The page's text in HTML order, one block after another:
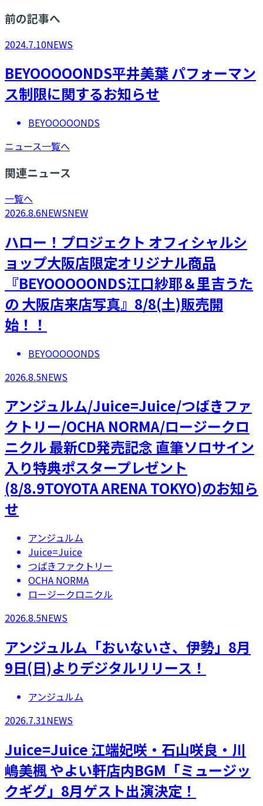
前の記事へ
2024.7.10NEWS
BEYOOOOONDS平井美葉 パフォーマン
ス制限に関するお知らせ
BEYOOOOONDS
ニュース一覧へ
関連ニュース
一覧へ
2026.8.6NEWSNEW
ハロー！プロジェクト オフィシャルシ
ョップ大阪店限定オリジナル商品
『BEYOOOOONDS江口紗耶＆里吉うた
の 大阪店来店写真』8/8(土)販売開
始！！
BEYOOOOONDS
2026.8.5NEWS
アンジュルム/Juice=Juice/つばきファ
クトリー/OCHA NORMA/ロージークロ
ニクル 最新CD発売記念 直筆ソロサイン
入り特典ポスタープレゼント
(8/8.9TOYOTA ARENA TOKYO)のお知ら
せ
アンジュルム
Juice=Juice
つばきファクトリー
OCHA NORMA
ロージークロニクル
2026.8.5NEWS
アンジュルム「おいないさ、伊勢」8月
9日(日)よりデジタルリリース！
アンジュルム
2026.7.31NEWS
Juice=Juice 江端妃咲・石山咲良・川
嶋美楓 やよい軒店内BGM「ミュージッ
クギグ」8月ゲスト出演決定！